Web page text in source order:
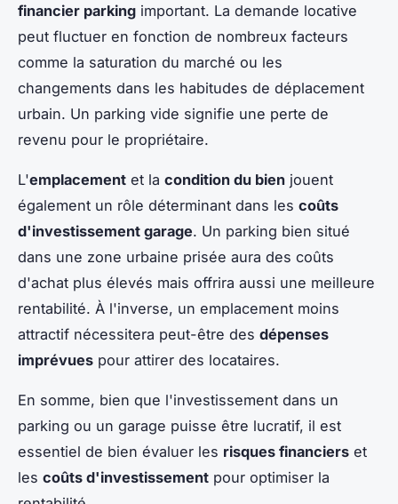
financier parking important. La demande locative
peut fluctuer en fonction de nombreux facteurs
comme la saturation du marché ou les
changements dans les habitudes de déplacement
urbain. Un parking vide signifie une perte de
revenu pour le propriétaire.
L'emplacement et la condition du bien jouent
également un rôle déterminant dans les coûts
d'investissement garage. Un parking bien situé
dans une zone urbaine prisée aura des coûts
d'achat plus élevés mais offrira aussi une meilleure
rentabilité. À l'inverse, un emplacement moins
attractif nécessitera peut-être des dépenses
imprévues pour attirer des locataires.
En somme, bien que l'investissement dans un
parking ou un garage puisse être lucratif, il est
essentiel de bien évaluer les risques financiers et
les coûts d'investissement pour optimiser la